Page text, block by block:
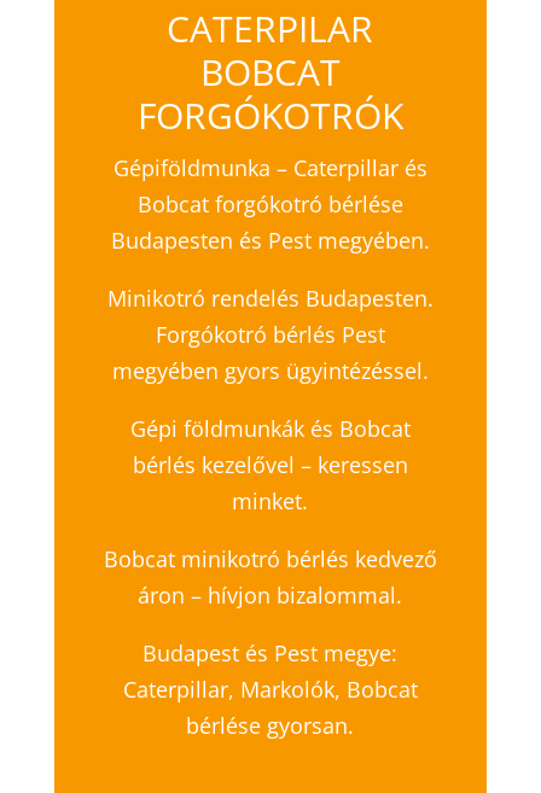
CATERPILAR
BOBCAT
FORGÓKOTRÓK
Gépiföldmunka – Caterpillar és
Bobcat forgókotró bérlése
Budapesten és Pest megyében.
Minikotró rendelés Budapesten.
Forgókotró bérlés Pest
megyében gyors ügyintézéssel.
Gépi földmunkák és Bobcat
bérlés kezelővel – keressen
minket.
Bobcat minikotró bérlés kedvező
áron – hívjon bizalommal.
Budapest és Pest megye:
Caterpillar, Markolók, Bobcat
bérlése gyorsan.